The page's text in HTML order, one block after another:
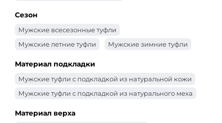
Сезон
Мужские всесезонные туфли
Мужские летние туфли
Мужские зимние туфли
Материал подкладки
Мужские туфли с подкладкой из натуральной кожи
Мужские туфли с подкладкой из натурального меха
Материал верха